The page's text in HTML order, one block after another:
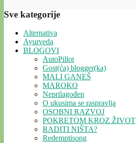
Sve kategorije
Alternativa
Ayurveda
BLOGOVI
AutoPillot
Gost(ća) blogger(ka)
MALI GANEŠ
MAROKO
Neprilagođen
O ukusima se raspravlja
OSOBNI RAZVOJ
POKRETOM KROZ ŽIVOT
RADITI NIŠTA?
Redemptisong